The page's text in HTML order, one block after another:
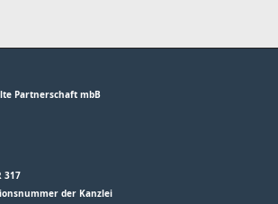
Partnerschaft mbB
317
der Kanzlei